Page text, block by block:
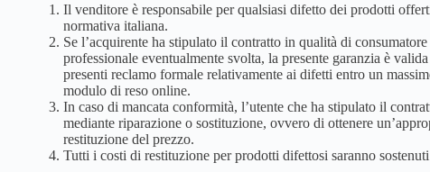
Il venditore è responsabile per qualsiasi difetto dei prodotti
normativa italiana.
Se l’acquirente ha stipulato il contratto in qualità di
professionale eventualmente svolta, la presente garanzia è
presenti reclamo formale relativamente ai difetti entro un
modulo di reso online.
In caso di mancata conformità, l’utente che ha stipulato il
mediante riparazione o sostituzione, ovvero di ottenere
restituzione del prezzo.
Tutti i costi di restituzione per prodotti difettosi saranno